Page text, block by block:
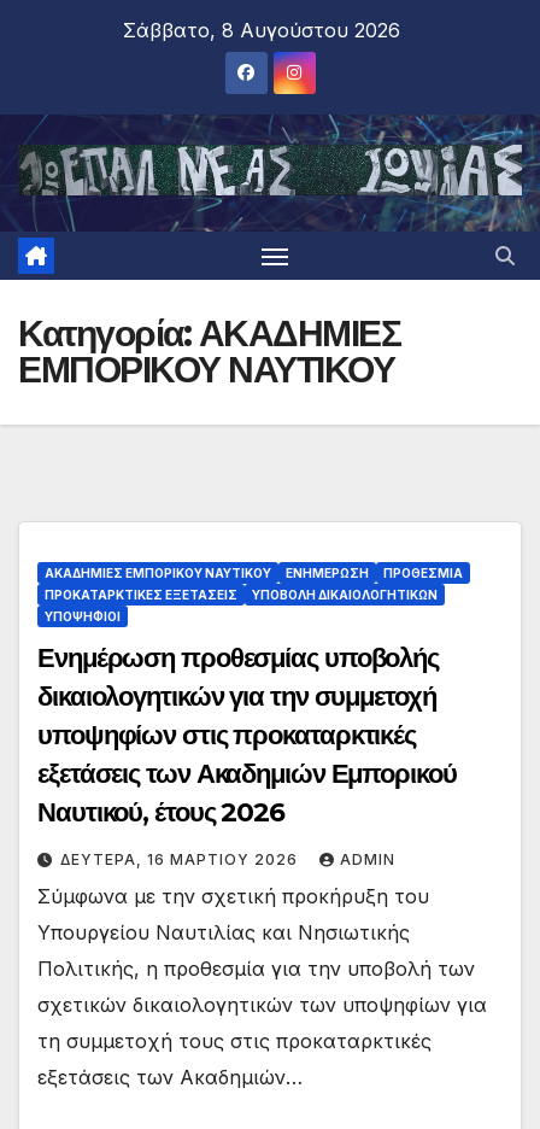
Σάββατο, 8 Αυγούστου 2026
Κατηγορία:ΑΚΑΔΗΜΙΕΣ
ΕΜΠΟΡΙΚΟΥ ΝΑΥΤΙΚΟΥ
ΑΚΑΔΗΜΙΕΣ ΕΜΠΟΡΙΚΟΥ ΝΑΥΤΙΚΟΥ ΕΝΗΜΕΡΩΣΗ
ΠΡΟΘΕΣΜΙΑ
ΠΡΟΚΑΤΑΡΚΤΙΚΕΣ ΕΞΕΤΑΣΕΙΣ
ΥΠΟΒΟΛΗ ΔΙΚΑΙΟΛΟΓΗΤΙΚΩΝ
ΥΠΟΨΗΦΙΟΙ
Ενημέρωση προθεσμίας υποβολής
δικαιολογητικών για την συμμετοχή
υποψηφίων στις προκαταρκτικές
εξετάσεις των Ακαδημιών Εμπορικού
Ναυτικού, έτους 2026
ΔΕΥΤΈΡΑ, 16 ΜΑΡΤΊΟΥ 2026 ADMIN
Σύμφωνα με την σχετική προκήρυξη του
Υπουργείου Ναυτιλίας και Νησιωτικής
Πολιτικής, η προθεσμία για την υποβολή των
σχετικών δικαιολογητικών των υποψηφίων για
τη συμμετοχή τους στις προκαταρκτικές
εξετάσεις των Ακαδημιών…